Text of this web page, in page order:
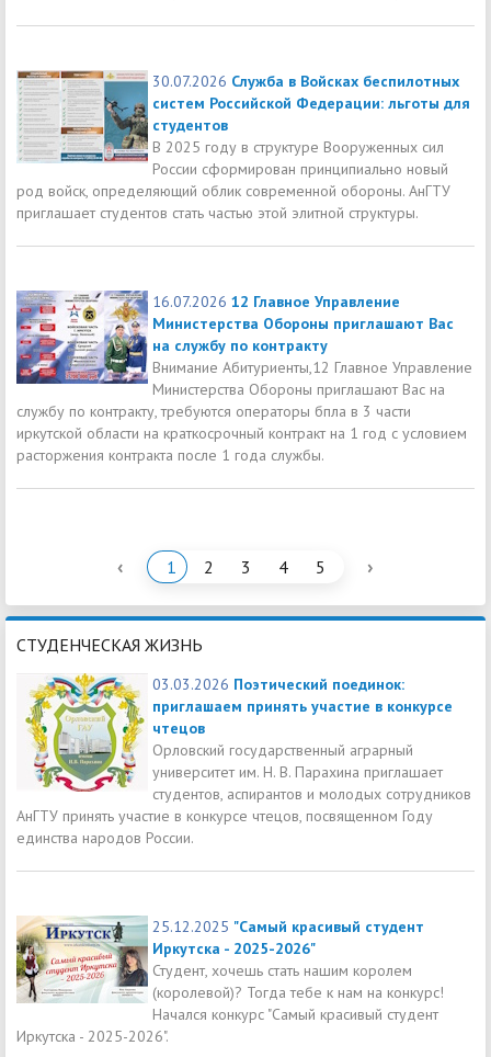
30.07.2026 Служба в Войсках беспилотных
систем Российской Федерации: льготы для
студентов
В 2025 году в структуре Вооруженных сил
России сформирован принципиально новый
род войск, определяющий облик современной обороны. АнГТУ
приглашает студентов стать частью этой элитной структуры.
16.07.2026 12 Главное Управление
Министерства Обороны приглашают Вас
на службу по контракту
Внимание Абитуриенты,12 Главное Управление
Министерства Обороны приглашают Вас на
службу по контракту, требуются операторы бпла в 3 части
иркутской области на краткосрочный контракт на 1 год с условием
расторжения контракта после 1 года службы.
‹ 1 2 3 4 5 ›
СТУДЕНЧЕСКАЯ ЖИЗНЬ
03.03.2026 Поэтический поединок:
приглашаем принять участие в конкурсе
чтецов
Орловский государственный аграрный
университет им. Н. В. Парахина приглашает
студентов, аспирантов и молодых сотрудников
АнГТУ принять участие в конкурсе чтецов, посвященном Году
единства народов России.
25.12.2025 "Самый красивый студент
Иркутска - 2025-2026"
Студент, хочешь стать нашим королем
(королевой)? Тогда тебе к нам на конкурс!
Начался конкурс "Самый красивый студент
Иркутска - 2025-2026".